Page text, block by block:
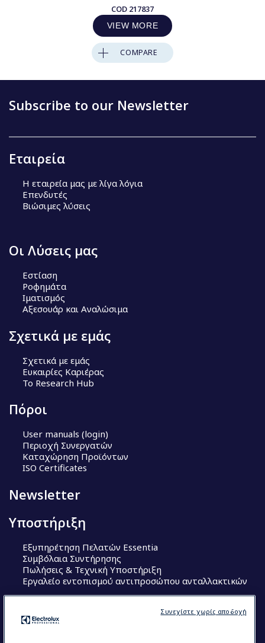
COD 217837
VIEW MORE
COMPARE
Subscribe to our Newsletter
Εταιρεία
Η εταιρεία μας με λίγα λόγια
Επενδυτές
Βιώσιμες λύσεις
Οι Λύσεις μας
Εστίαση
Ροφημάτα
Ιματισμός
Αξεσουάρ και Αναλώσιμα
Σχετικά με εμάς
Σχετικά με εμάς
Ευκαιρίες Καριέρας
Το Research Hub
Πόροι
User manuals (login)
Περιοχή Συνεργατών
Καταχώρηση Προϊόντων
ISO Certificates
Newsletter
Υποστήριξη
Εξυπηρέτηση Πελατών Essentia
Συμβόλαια Συντήρησης
Πωλήσεις & Τεχνική Υποστήριξη
Εργαλείο εντοπισμού αντιπροσώπου ανταλλακτικών
Συνεχίστε χωρίς αποδοχή